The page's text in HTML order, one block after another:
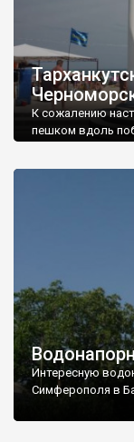
К сожалению
пешком вдоль
Интересную
Симферополя в